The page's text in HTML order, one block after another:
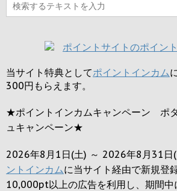
当サイト特典としてポイントインカム
300円 もらえます。
★ポイントインカムキャンペーン ポ
ュキャンペーン★
2026年8月1日(土) ～ 2026年8月31日(
ントインカムに当サイト経由で新規登
10,000pt以上の広告を利用し、期間中